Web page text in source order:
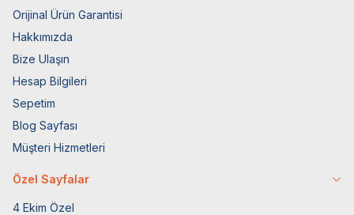
Orijinal Ürün Garantisi
Hakkımızda
Bize Ulaşın
Hesap Bilgileri
Sepetim
Blog Sayfası
Müşteri Hizmetleri
Özel Sayfalar
4 Ekim Özel